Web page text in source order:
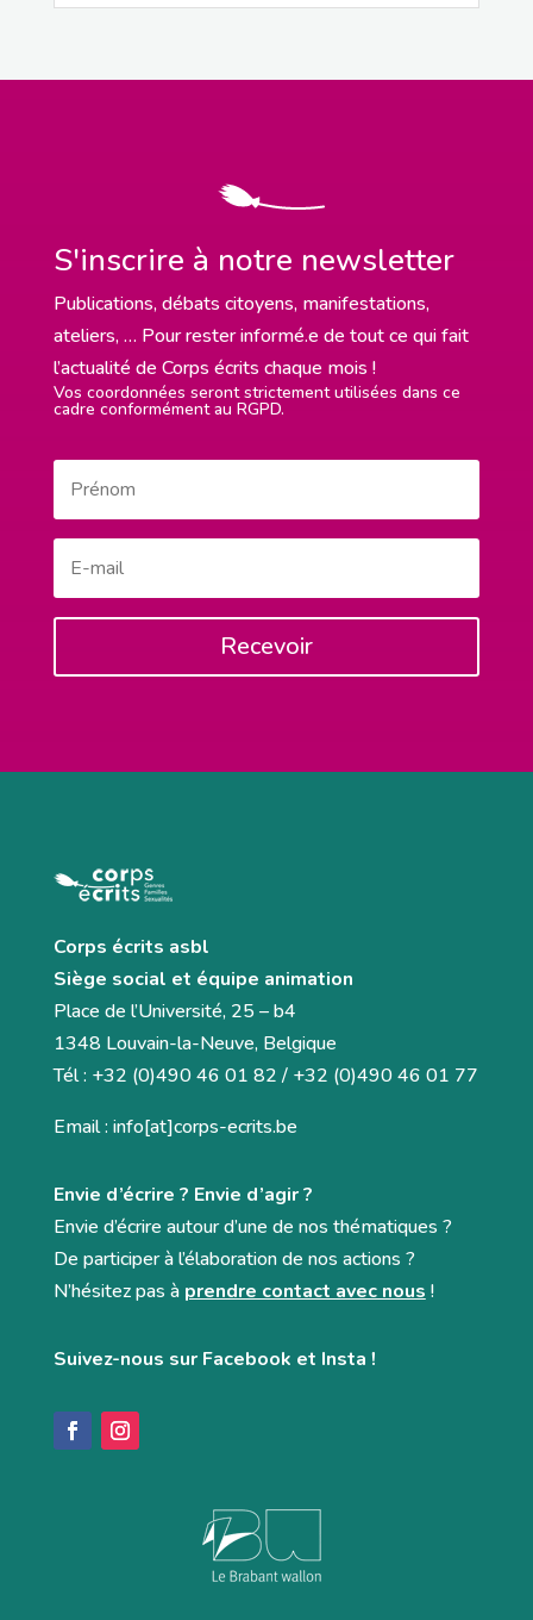
S'inscrire à notre newsletter
Publications, débats citoyens, manifestations,
ateliers, … Pour rester informé.e de tout ce qui fait
l’actualité de Corps écrits chaque mois !
Vos coordonnées seront strictement utilisées dans ce
cadre conformément au RGPD.
Recevoir
Corps écrits asbl
Siège social et équipe animation
Place de l’Université, 25 – b4
1348 Louvain-la-Neuve, Belgique
Tél : +32 (0)490 46 01 82 / +32 (0)490 46 01 77
Email : info[at]corps-ecrits.be
Envie d’écrire ? Envie d’agir ?
Envie d’écrire autour d’une de nos thématiques ?
De participer à l’élaboration de nos actions ?
N’hésitez pas à prendre contact avec nous !
Suivez-nous sur Facebook et Insta !